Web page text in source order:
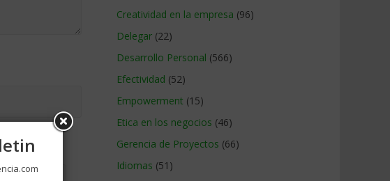
Creatividad en la empresa (96)
Delegar (22)
Desarrollo Personal (566)
Efectividad (52)
Empowerment (15)
Etica en los negocios (46)
Gerencia de Proyectos (66)
Idiomas (51)